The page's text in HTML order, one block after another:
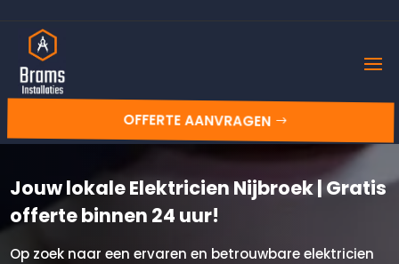
OFFERTE AANVRAGEN
Jouw lokale Elektricien Nijbroek | Gratis
offerte binnen 24 uur!
Op zoek naar een ervaren en betrouwbare elektricien